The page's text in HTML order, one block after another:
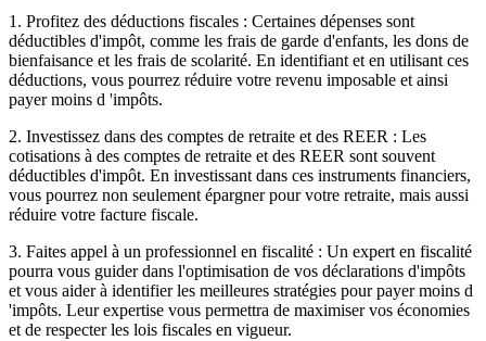
1. Profitez des déductions fiscales : Certaines dépenses sont
déductibles d'impôt, comme les frais de garde d'enfants, les dons de
bienfaisance et les frais de scolarité. En identifiant et en utilisant ces
déductions, vous pourrez réduire votre revenu imposable et ainsi
payer moins d 'impôts.
2. Investissez dans des comptes de retraite et des REER : Les
cotisations à des comptes de retraite et des REER sont souvent
déductibles d'impôt. En investissant dans ces instruments financiers,
vous pourrez non seulement épargner pour votre retraite, mais aussi
réduire votre facture fiscale.
3. Faites appel à un professionnel en fiscalité : Un expert en fiscalité
pourra vous guider dans l'optimisation de vos déclarations d'impôts
et vous aider à identifier les meilleures stratégies pour payer moins d
'impôts. Leur expertise vous permettra de maximiser vos économies
et de respecter les lois fiscales en vigueur.